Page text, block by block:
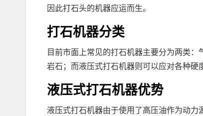
因此打石头的机器应运而生。
打石机器分类
目前市面上常见的打石机器主要分为两类
岩石；而液压式打石机器则可以应对各种硬
液压式打石机器优势
液压式打石机器由于使用了高压油作为动力